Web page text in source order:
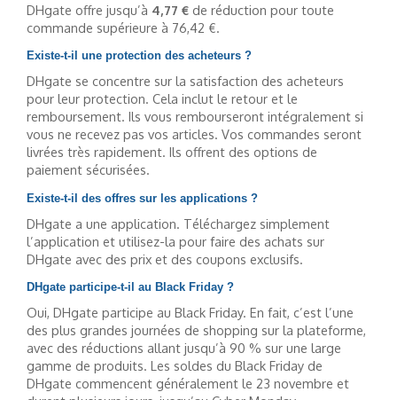
DHgate offre jusqu’à 4,77 € de réduction pour toute
commande supérieure à 76,42 €.
Existe-t-il une protection des acheteurs ?
DHgate se concentre sur la satisfaction des acheteurs
pour leur protection. Cela inclut le retour et le
remboursement. Ils vous rembourseront intégralement si
vous ne recevez pas vos articles. Vos commandes seront
livrées très rapidement. Ils offrent des options de
paiement sécurisées.
Existe-t-il des offres sur les applications ?
DHgate a une application. Téléchargez simplement
l’application et utilisez-la pour faire des achats sur
DHgate avec des prix et des coupons exclusifs.
DHgate participe-t-il au Black Friday ?
Oui, DHgate participe au Black Friday. En fait, c’est l’une
des plus grandes journées de shopping sur la plateforme,
avec des réductions allant jusqu’à 90 % sur une large
gamme de produits. Les soldes du Black Friday de
DHgate commencent généralement le 23 novembre et